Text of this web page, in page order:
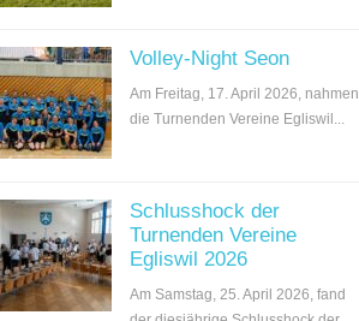
Volley-Night Seon
Am Freitag, 17. April 2026, nahmen
die Turnenden Vereine Egliswil...
Schlusshock der
Turnenden Vereine
Egliswil 2026
Am Samstag, 25. April 2026, fand